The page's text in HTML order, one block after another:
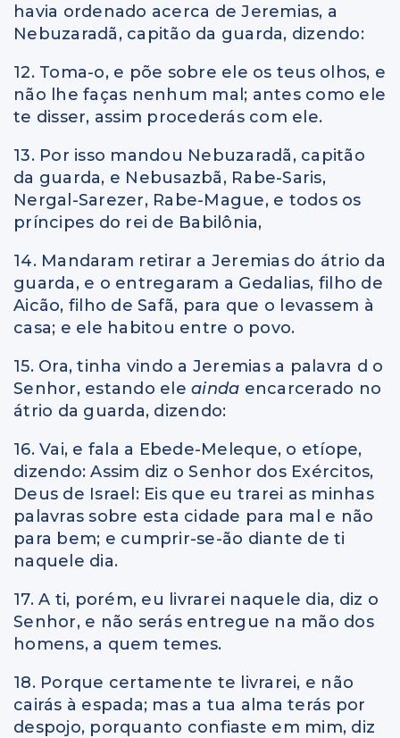
havia ordenado acerca de Jeremias, a
Nebuzaradã, capitão da guarda, dizendo:
12. Toma-o, e põe sobre ele os teus olhos, e
não lhe faças nenhum mal; antes como ele
te disser, assim procederás com ele.
13. Por isso mandou Nebuzaradã, capitão
da guarda, e Nebusazbã, Rabe-Saris,
Nergal-Sarezer, Rabe-Mague, e todos os
príncipes do rei de Babilônia,
14. Mandaram retirar a Jeremias do átrio da
guarda, e o entregaram a Gedalias, filho de
Aicão, filho de Safã, para que o levassem à
casa; e ele habitou entre o povo.
15. Ora, tinha vindo a Jeremias a palavra d o
Senhor, estando ele ainda encarcerado no
átrio da guarda, dizendo:
16. Vai, e fala a Ebede-Meleque, o etíope,
dizendo: Assim diz o Senhor dos Exércitos,
Deus de Israel: Eis que eu trarei as minhas
palavras sobre esta cidade para mal e não
para bem; e cumprir-se-ão diante de ti
naquele dia.
17. A ti, porém, eu livrarei naquele dia, diz o
Senhor, e não serás entregue na mão dos
homens, a quem temes.
18. Porque certamente te livrarei, e não
cairás à espada; mas a tua alma terás por
despojo, porquanto confiaste em mim, diz